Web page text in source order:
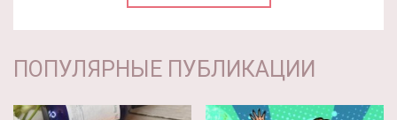
ПОПУЛЯРНЫЕ ПУБЛИКАЦИИ